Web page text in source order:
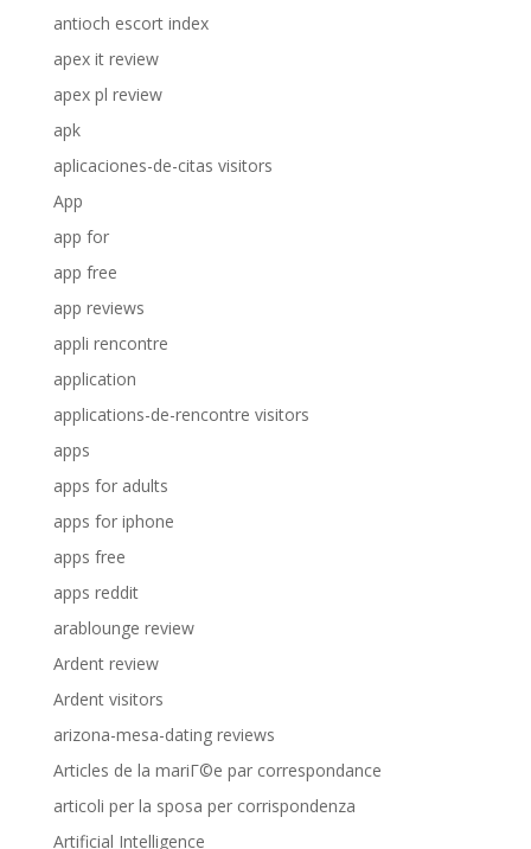
antioch escort index
apex it review
apex pl review
apk
aplicaciones-de-citas visitors
App
app for
app free
app reviews
appli rencontre
application
applications-de-rencontre visitors
apps
apps for adults
apps for iphone
apps free
apps reddit
arablounge review
Ardent review
Ardent visitors
arizona-mesa-dating reviews
Articles de la mariГ©e par correspondance
articoli per la sposa per corrispondenza
Artificial Intelligence